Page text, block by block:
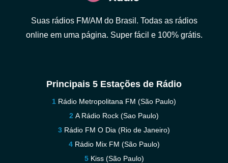
Suas rádios FM/AM do Brasil. Todas as rádios
online em uma página. Super fácil e 100% grátis.
Principais 5 Estações de Rádio
Rádio Metropolitana FM (São Paulo)
A Rádio Rock (Sao Paulo)
Rádio FM O Dia (Rio de Janeiro)
Rádio Mix FM (São Paulo)
Kiss (São Paulo)